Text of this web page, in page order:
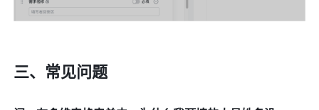
三、常见问题